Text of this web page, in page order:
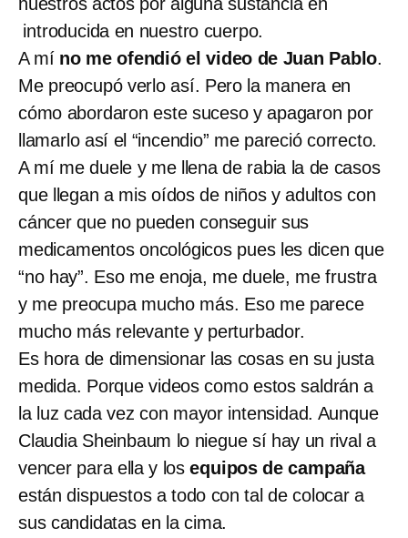
introducida en nuestro cuerpo.
A mí no me ofendió el video de Juan Pablo.
Me preocupó verlo así. Pero la manera en
cómo abordaron este suceso y apagaron por
llamarlo así el “incendio” me pareció correcto.
A mí me duele y me llena de rabia la de casos
que llegan a mis oídos de niños y adultos con
cáncer que no pueden conseguir sus
medicamentos oncológicos pues les dicen que
“no hay”. Eso me enoja, me duele, me frustra
y me preocupa mucho más. Eso me parece
mucho más relevante y perturbador.
Es hora de dimensionar las cosas en su justa
medida. Porque videos como estos saldrán a
la luz cada vez con mayor intensidad. Aunque
Claudia Sheinbaum lo niegue sí hay un rival a
vencer para ella y losequipos de campaña
están dispuestos a todo con tal de colocar a
sus candidatas en la cima.